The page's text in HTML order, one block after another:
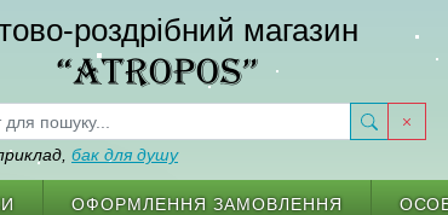
роздрібний магазин
“ATROPOS”
бак для душу
ОФОРМЛЕННЯ ЗАМОВЛЕННЯ